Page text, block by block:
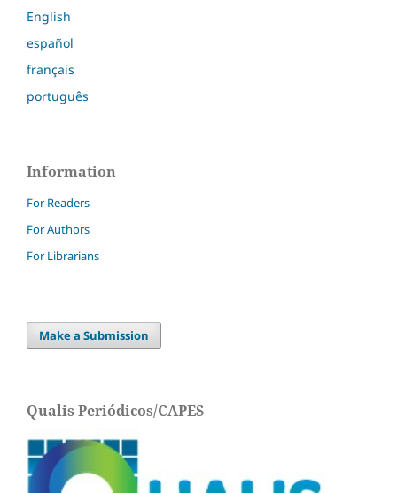
English
español
français
português
Information
For Readers
For Authors
For Librarians
Make a Submission
Qualis Periódicos/CAPES